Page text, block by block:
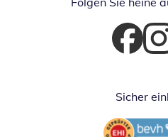
Öffnet in
Sicher